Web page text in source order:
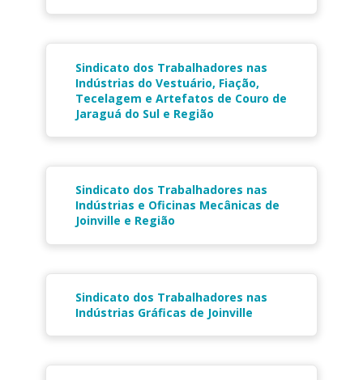
Sindicato dos Trabalhadores nas
Indústrias do Vestuário, Fiação,
Tecelagem e Artefatos de Couro de
Jaraguá do Sul e Região
Sindicato dos Trabalhadores nas
Indústrias e Oficinas Mecânicas de
Joinville e Região
Sindicato dos Trabalhadores nas
Indústrias Gráficas de Joinville